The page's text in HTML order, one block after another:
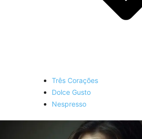
Três Corações
Dolce Gusto
Nespresso